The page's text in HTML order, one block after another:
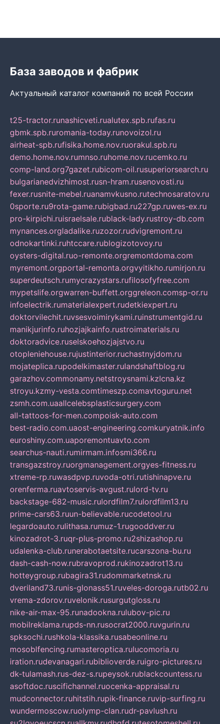
База заводов и фабрик
Актуальный каталог компаний по всей России
t25-tractor.runashicveti.rualutex.spb.rufas.ru
gbmk.spb.ruromania-today.runovoizol.ru
airheat-spb.rufisika.home.nov.ruorakul.spb.ru
demo.home.nov.rumnso.ruhome.nov.rucemko.ru
comp-land.org7gazet.rubicom-oil.rusuperiorsearch.ru
bulgarianedvizhimost.rusn-hram.rusenovosti.ru
fexer.rusnite-mebel.ruanamvkusno.rutechnosaratov.ru
0sporte.ru9rota-game.rubigbad.ru227gp.ruwes-ex.ru
pro-kirpichi.ruisraelsale.rublack-lady.rustroy-db.com
mynances.orgladalike.ruzozor.rudvigremont.ru
odnokartinki.ruhtccare.rublogizotovoy.ru
oysters-digital.ruo-remonte.orgremontdoma.com
myremont.orgportal-remonta.orgvyitikho.rumirjon.ru
superdeutsch.rumycrazystars.rufilosofyfree.com
mypetslife.orgwarren-buffett.orggreleon.comsp-or.ru
infoelectrik.rumaterialexpert.rudetkiexpert.ru
doktorvilechit.ruvsesvoimirykami.ruinstrumentgid.ru
manikjurinfo.ruhozjajkainfo.rustroimaterials.ru
doktoradvice.ruselskoehozjajstvo.ru
otopleniehouse.rujustinterior.ruchastnyjdom.ru
mojateplica.rupodelkimaster.rulandshaftblog.ru
garazhov.commonamy.netstroysnami.kzlcna.kz
stroyu.kzmy-vesta.comtimeszp.comavtoguru.net
zsmh.com.uaallcelebsplasticsurgery.com
all-tattoos-for-men.compoisk-auto.com
best-radio.com.uaost-engineering.comkuryatnik.info
euroshiny.com.uaporemontuavto.com
searchus-nauti.rumirmam.infosmi366.ru
transgazstroy.ruorgmanagement.orgyes-fitness.ru
xtreme-rp.ruwasdpvp.ruvoda-otri.rutishinapve.ru
orenferma.ruavtoservis-avgust.rulord-tv.ru
backstage-682-music.rulordfilm7.rulordfilm13.ru
prime-cars63.ruun-believable.rucodetool.ru
legardoauto.rulithasa.rumuz-1.rugooddver.ru
kinozadrot-3.ruqr-plus-promo.ru2shizashop.ru
udalenka-club.runerabotaetsite.rucarszona-bu.ru
dash-cash-now.rubravoprod.rukinozadrot13.ru
hotteygroup.rubagira31.rudommarketnsk.ru
dveriland73.runis-glonass51.ruveles-doroga.rutb02.ru
vrema-zdorov.ruvelonik.rusurgutgloss.ru
nike-air-max-95.runadookna.rulubov-pic.ru
mobilreklama.rupds-nn.rusocrat2000.ruvgurin.ru
spksochi.rushkola-klassika.rusabeonline.ru
mosoblfencing.rumasteroptica.rulucomoria.ru
iration.rudevanagari.rubiblioverde.ruigro-pictures.ru
dk-tulamash.rus-dez-s.rupeysok.rublackcountess.ru
asoftdoc.ruscifichannel.ruocenka-appraisal.ru
mudconnector.ruhitstih.rupik-finance.ruvip-surfing.ru
wundermoscow.ruolymp-clan.rudr-pavlush.ru